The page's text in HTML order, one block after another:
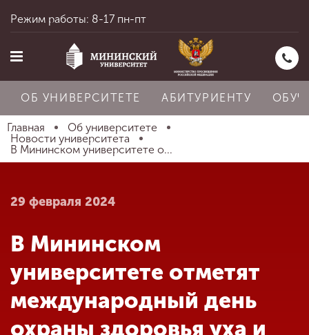
Главная
Абитуриенту
Обучение
Режим работы: 8-17 пн-пт
ОБ УНИВЕРСИТЕТЕ АБИТУРИЕНТУ
Главная
Об университете
Новости университета
В Мининском университете о...
29 февраля 2024
В Мининском
университете отметят
международный день
охраны здоровья уха и